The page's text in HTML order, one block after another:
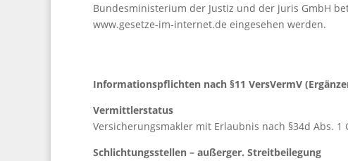
Bundesministerium der Justiz und der juris GmbH
www.gesetze-im-internet.de eingesehen werden.
Informationspflichten nach §11 VersVermV
Vermittlerstatus
Versicherungsmakler mit Erlaubnis nach §34d Abs. 1
Schlichtungsstellen – außerger. Streitbeilegung